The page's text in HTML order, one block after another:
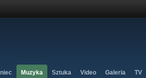
Muzyka Sztuka Video Galeria TV